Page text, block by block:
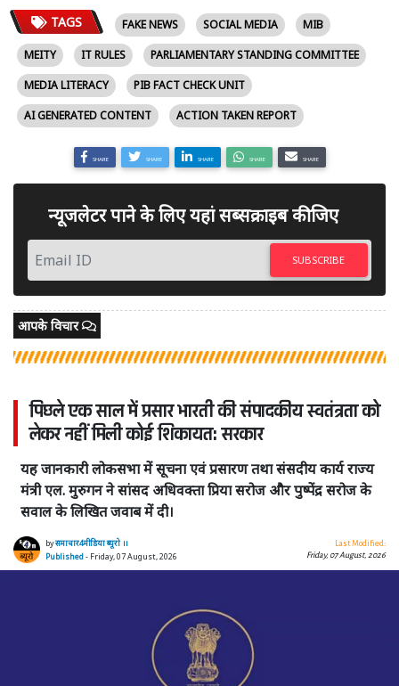
TAGS FAKE NEWS SOCIAL MEDIA
MIB
MEITY
IT RULES
PARLIAMENTARY STANDING COMMITTEE
MEDIA LITERACY
PIB FACT CHECK UNIT
AI GENERATED CONTENT
ACTION TAKEN REPORT
SHARE SHARE SHARE SHARE SHARE
न्यूजलेटर पाने के लिए यहां सब्सक्राइब कीजिए
SUBSCRIBE
आपके विचार
पिछले एक साल में प्रसार भारती की संपादकीय स्वतंत्रता को
लेकर नहीं मिली कोई शिकायत: सरकार
यह जानकारी लोकसभा में सूचना एवं प्रसारण तथा संसदीय कार्य राज्य
मंत्री एल. मुरुगन ने सांसद अधिवक्ता प्रिया सरोज और पुष्पेंद्र सरोज के
सवाल के लिखित जवाब में दी।
byसमाचार4मीडिया ब्यूरो ।।
Published- Friday, 07 August, 2026
Last Modified:
Friday, 07 August, 2026